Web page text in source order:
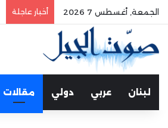
الجمعة, أغسطس 7 2026 أخبار عاجلة
لبنان عربي دولي مقالات